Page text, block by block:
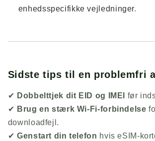
enhedsspecifikke vejledninger.
Sidste tips til en problemfri
✔ Dobbelttjek dit EID og IMEI
før
✔ Brug en stærk Wi-Fi-forbindelse
downloadfejl.
✔ Genstart din telefon hvis eSIM-